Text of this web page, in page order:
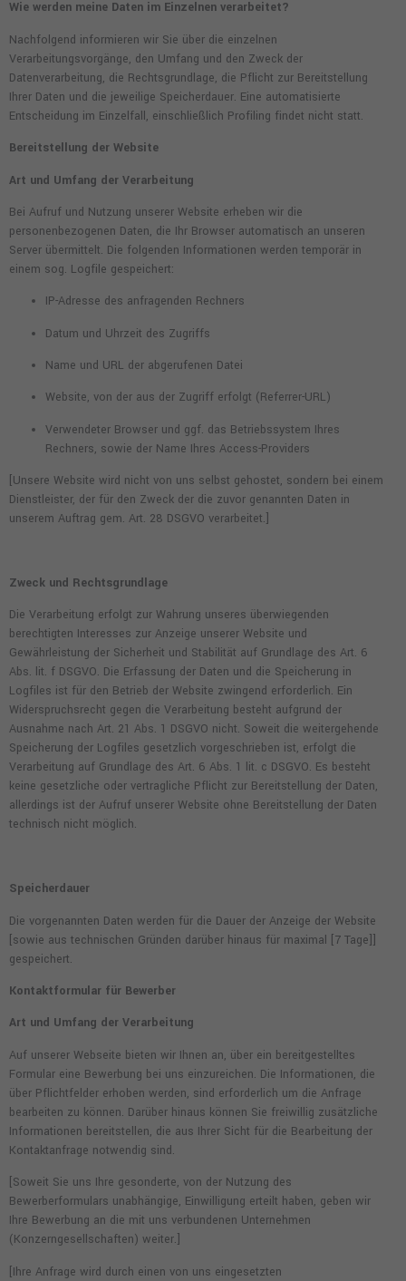
Wie werden meine Daten im Einzelnen verarbeitet?
Nachfolgend informieren wir Sie über die einzelnen
Verarbeitungsvorgänge, den Umfang und den Zweck der
Datenverarbeitung, die Rechtsgrundlage, die Pflicht zur Bereitstellung
Ihrer Daten und die jeweilige Speicherdauer. Eine automatisierte
Entscheidung im Einzelfall, einschließlich Profiling findet nicht statt.
Bereitstellung der Website
Art und Umfang der Verarbeitung
Bei Aufruf und Nutzung unserer Website erheben wir die
personenbezogenen Daten, die Ihr Browser automatisch an unseren
Server übermittelt. Die folgenden Informationen werden temporär in
einem sog. Logfile gespeichert:
IP-Adresse des anfragenden Rechners
Datum und Uhrzeit des Zugriffs
Name und URL der abgerufenen Datei
Website, von der aus der Zugriff erfolgt (Referrer-URL)
Verwendeter Browser und ggf. das Betriebssystem Ihres
Rechners, sowie der Name Ihres Access-Providers
[Unsere Website wird nicht von uns selbst gehostet, sondern bei einem
Dienstleister, der für den Zweck der die zuvor genannten Daten in
unserem Auftrag gem. Art. 28 DSGVO verarbeitet.]
Zweck und Rechtsgrundlage
Die Verarbeitung erfolgt zur Wahrung unseres überwiegenden
berechtigten Interesses zur Anzeige unserer Website und
Gewährleistung der Sicherheit und Stabilität auf Grundlage des Art. 6
Abs. lit. f DSGVO. Die Erfassung der Daten und die Speicherung in
Logfiles ist für den Betrieb der Website zwingend erforderlich. Ein
Widerspruchsrecht gegen die Verarbeitung besteht aufgrund der
Ausnahme nach Art. 21 Abs. 1 DSGVO nicht. Soweit die weitergehende
Speicherung der Logfiles gesetzlich vorgeschrieben ist, erfolgt die
Verarbeitung auf Grundlage des Art. 6 Abs. 1 lit. c DSGVO. Es besteht
keine gesetzliche oder vertragliche Pflicht zur Bereitstellung der Daten,
allerdings ist der Aufruf unserer Website ohne Bereitstellung der Daten
technisch nicht möglich.
Speicherdauer
Die vorgenannten Daten werden für die Dauer der Anzeige der Website
[sowie aus technischen Gründen darüber hinaus für maximal [7 Tage]]
gespeichert.
Kontaktformular für Bewerber
Art und Umfang der Verarbeitung
Auf unserer Webseite bieten wir Ihnen an, über ein bereitgestelltes
Formular eine Bewerbung bei uns einzureichen. Die Informationen, die
über Pflichtfelder erhoben werden, sind erforderlich um die Anfrage
bearbeiten zu können. Darüber hinaus können Sie freiwillig zusätzliche
Informationen bereitstellen, die aus Ihrer Sicht für die Bearbeitung der
Kontaktanfrage notwendig sind.
[Soweit Sie uns Ihre gesonderte, von der Nutzung des
Bewerberformulars unabhängige, Einwilligung erteilt haben, geben wir
Ihre Bewerbung an die mit uns verbundenen Unternehmen
(Konzerngesellschaften) weiter.]
[Ihre Anfrage wird durch einen von uns eingesetzten